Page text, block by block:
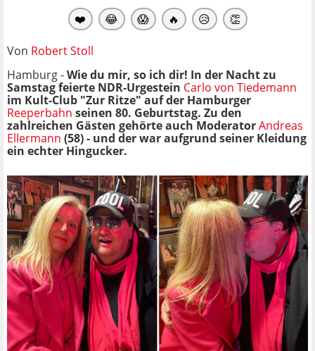
❤️ 😂 😱 🔥 😥 👏
Von Robert Stoll
Hamburg -Wie du mir, so ich dir! In der Nacht zu
Samstag feierte NDR-Urgestein Carlo von Tiedemann
im Kult-Club "Zur Ritze" auf der Hamburger
Reeperbahn seinen 80. Geburtstag. Zu den
zahlreichen Gästen gehörte auch ModeratorAndreas
Ellermann (58) - und der war aufgrund seiner Kleidung
ein echter Hingucker.